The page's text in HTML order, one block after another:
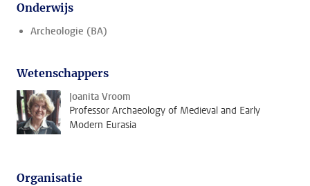
Onderwijs
Archeologie (BA)
Wetenschappers
Joanita Vroom
Professor Archaeology of Medieval and Early
Modern Eurasia
Organisatie